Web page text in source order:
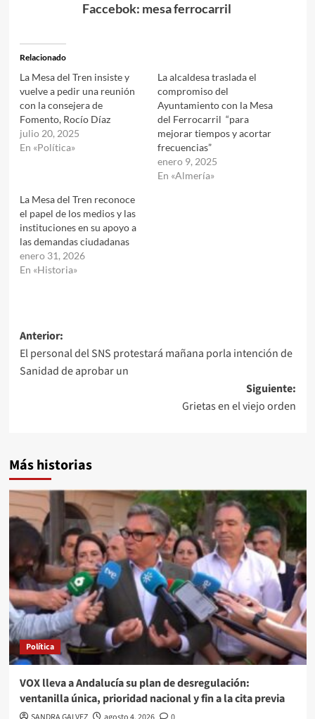
Faccebok: mesa ferrocarril
Relacionado
La Mesa del Tren insiste y
vuelve a pedir una reunión
con la consejera de
Fomento, Rocío Díaz
julio 20, 2025
En «Política»
La alcaldesa traslada el
compromiso del
Ayuntamiento con la Mesa
del Ferrocarril “para
mejorar tiempos y acortar
frecuencias”
enero 9, 2025
En «Almería»
La Mesa del Tren reconoce
el papel de los medios y las
instituciones en su apoyo a
las demandas ciudadanas
enero 31, 2026
En «Historia»
Navegación
de
entradas
Anterior:
El personal del SNS protestará mañana porla intención de
Sanidad de aprobar un
Siguiente:
Grietas en el viejo orden
Más historias
Política
VOX lleva a Andalucía su plan de desregulación:
ventanilla única, prioridad nacional y fin a la cita previa